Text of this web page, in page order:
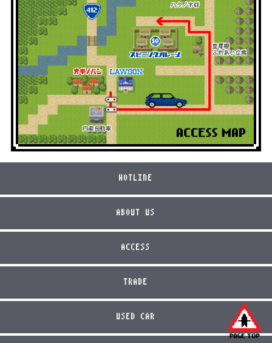
HOTLINE
ABOUT US
ACCESS
TRADE
USED CAR